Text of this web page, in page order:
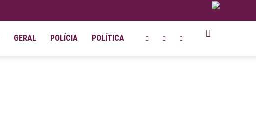
GERAL POLÍCIA POLÍTICA